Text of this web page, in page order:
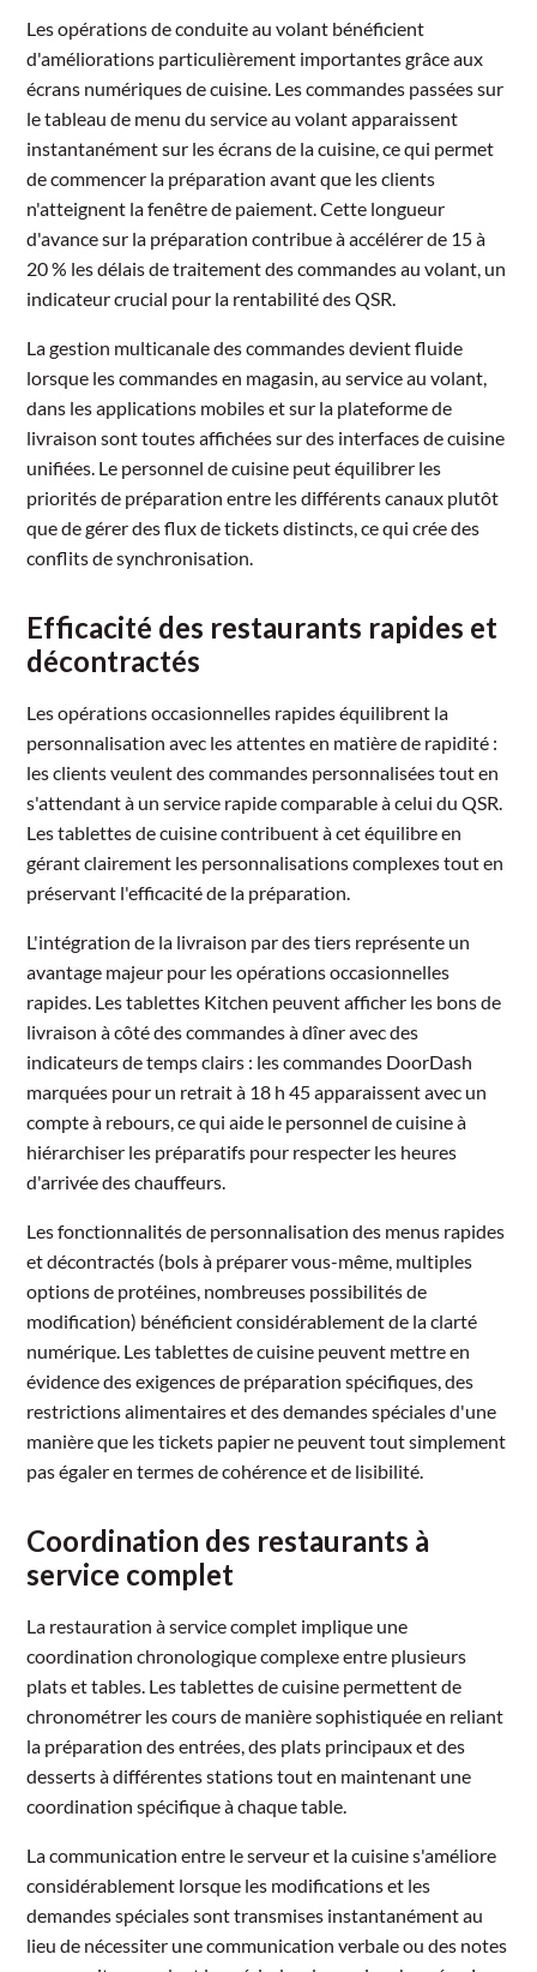
Les opérations de conduite au volant bénéficient
d'améliorations particulièrement importantes grâce aux
écrans numériques de cuisine. Les commandes passées sur
le tableau de menu du service au volant apparaissent
instantanément sur les écrans de la cuisine, ce qui permet
de commencer la préparation avant que les clients
n'atteignent la fenêtre de paiement. Cette longueur
d'avance sur la préparation contribue à accélérer de 15 à
20 % les délais de traitement des commandes au volant, un
indicateur crucial pour la rentabilité des QSR.
La gestion multicanale des commandes devient fluide
lorsque les commandes en magasin, au service au volant,
dans les applications mobiles et sur la plateforme de
livraison sont toutes affichées sur des interfaces de cuisine
unifiées. Le personnel de cuisine peut équilibrer les
priorités de préparation entre les différents canaux plutôt
que de gérer des flux de tickets distincts, ce qui crée des
conflits de synchronisation.
Efficacité des restaurants rapides et
décontractés
Les opérations occasionnelles rapides équilibrent la
personnalisation avec les attentes en matière de rapidité :
les clients veulent des commandes personnalisées tout en
s'attendant à un service rapide comparable à celui du QSR.
Les tablettes de cuisine contribuent à cet équilibre en
gérant clairement les personnalisations complexes tout en
préservant l'efficacité de la préparation.
L'intégration de la livraison par des tiers représente un
avantage majeur pour les opérations occasionnelles
rapides. Les tablettes Kitchen peuvent afficher les bons de
livraison à côté des commandes à dîner avec des
indicateurs de temps clairs : les commandes DoorDash
marquées pour un retrait à 18 h 45 apparaissent avec un
compte à rebours, ce qui aide le personnel de cuisine à
hiérarchiser les préparatifs pour respecter les heures
d'arrivée des chauffeurs.
Les fonctionnalités de personnalisation des menus rapides
et décontractés (bols à préparer vous-même, multiples
options de protéines, nombreuses possibilités de
modification) bénéficient considérablement de la clarté
numérique. Les tablettes de cuisine peuvent mettre en
évidence des exigences de préparation spécifiques, des
restrictions alimentaires et des demandes spéciales d'une
manière que les tickets papier ne peuvent tout simplement
pas égaler en termes de cohérence et de lisibilité.
Coordination des restaurants à
service complet
La restauration à service complet implique une
coordination chronologique complexe entre plusieurs
plats et tables. Les tablettes de cuisine permettent de
chronométrer les cours de manière sophistiquée en reliant
la préparation des entrées, des plats principaux et des
desserts à différentes stations tout en maintenant une
coordination spécifique à chaque table.
La communication entre le serveur et la cuisine s'améliore
considérablement lorsque les modifications et les
demandes spéciales sont transmises instantanément au
lieu de nécessiter une communication verbale ou des notes